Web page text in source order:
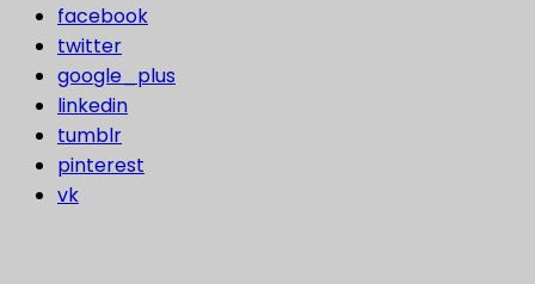
facebook
twitter
google_plus
linkedin
tumblr
pinterest
vk